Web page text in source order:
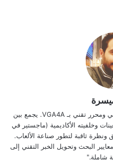
"صحفي متخصص في الإعلام الإلكتروني ومحرر تقني بـ VGA4A. يجمع بين
وخلفيته الأكاديمية (ماجستير في
ونظرة ثاقبة لتطور صناعة الألعاب.
البحث وتحويل الخبر التقني إلى
شاملة."